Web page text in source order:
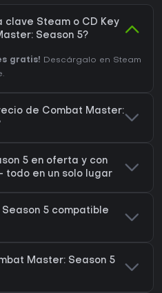
clave Steam o CD Key
Season 5?
gratis! Descárgalo en Steam
de Combat Master:
5 en oferta y con
todo en un solo lugar
5 compatible
Master: Season 5